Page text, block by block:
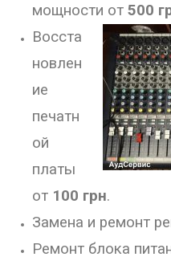
мощности от 500
Восста
новлен
ие
печатн
ой
платы
от 100 грн.
Замена и ремонт
Ремонт блока